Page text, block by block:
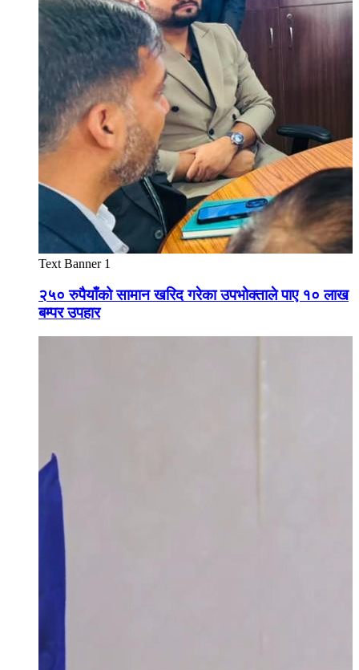
Text Banner 1
२५० रुपैयाँको सामान खरिद गरेका उपभोक्ताले पाए १० लाख
बम्पर उपहार